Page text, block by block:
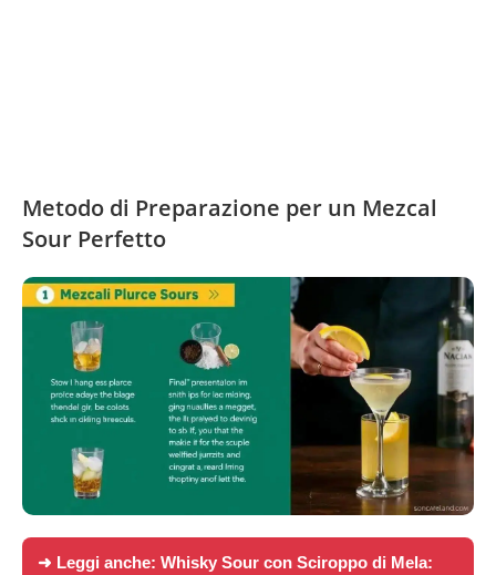
Metodo di Preparazione per un Mezcal
Sour Perfetto
➜ Leggi anche: Whisky Sour con Sciroppo di Mela: